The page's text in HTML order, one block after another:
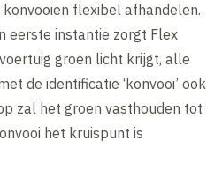
konvooien flexibel afhandelen.
eerste instantie zorgt Flex
groen licht krijgt, alle
de identificatie ‘konvooi’ ook
zal het groen vasthouden tot
het kruispunt is